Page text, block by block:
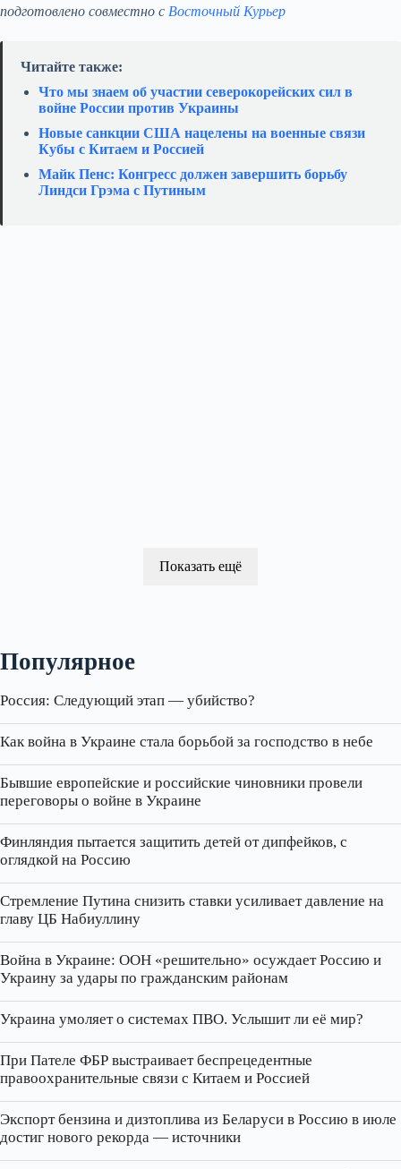
подготовлено совместно с Восточный Курьер
Читайте также:
Что мы знаем об участии северокорейских сил в
войне России против Украины
Новые санкции США нацелены на военные связи
Кубы с Китаем и Россией
Майк Пенс: Конгресс должен завершить борьбу
Линдси Грэма с Путиным
Показать ещё
Популярное
Россия: Следующий этап — убийство?
Как война в Украине стала борьбой за господство в небе
Бывшие европейские и российские чиновники провели
переговоры о войне в Украине
Финляндия пытается защитить детей от дипфейков, с
оглядкой на Россию
Стремление Путина снизить ставки усиливает давление на
главу ЦБ Набиуллину
Война в Украине: ООН «решительно» осуждает Россию и
Украину за удары по гражданским районам
Украина умоляет о системах ПВО. Услышит ли её мир?
При Пателе ФБР выстраивает беспрецедентные
правоохранительные связи с Китаем и Россией
Экспорт бензина и дизтоплива из Беларуси в Россию в июле
достиг нового рекорда — источники